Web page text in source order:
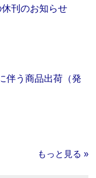
刊のお知らせ
伴う商品出荷（発
もっと見る »